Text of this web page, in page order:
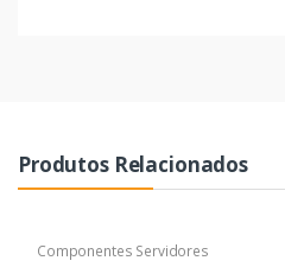
Produtos Relacionados
Componentes Servidores